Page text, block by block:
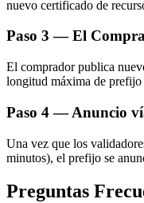
nuevo certificado de
Paso 3 — El
El comprador publica
longitud máxima de prefijo
Paso 4 — Anuncio
Una vez que los
minutos), el prefijo se
Preguntas